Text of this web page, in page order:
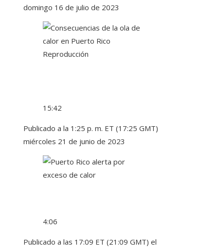
domingo 16 de julio de 2023
Reproducción
15:42
Publicado a la 1:25 p. m. ET (17:25 GMT)
miércoles 21 de junio de 2023
4:06
Publicado a las 17:09 ET (21:09 GMT) el